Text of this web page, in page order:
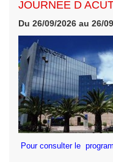
JOURNEE D
Du 26/09/2026 au 26/
Pour consulter le